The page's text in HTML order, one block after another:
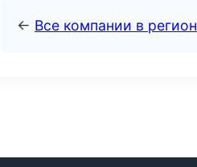
← Все компании в